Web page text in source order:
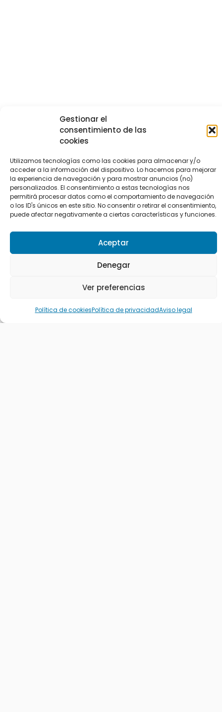
Gestionar el
consentimiento de las
cookies
Utilizamos tecnologías como las cookies para almacenar y/o
acceder a la información del dispositivo. Lo hacemos para mejorar
la experiencia de navegación y para mostrar anuncios (no)
personalizados. El consentimiento a estas tecnologías nos
permitirá procesar datos como el comportamiento de navegación
o los ID's únicos en este sitio. No consentir o retirar el consentimiento,
puede afectar negativamente a ciertas características y funciones.
Aceptar
Denegar
Ver preferencias
Política de cookiesPolítica de privacidadAviso legal